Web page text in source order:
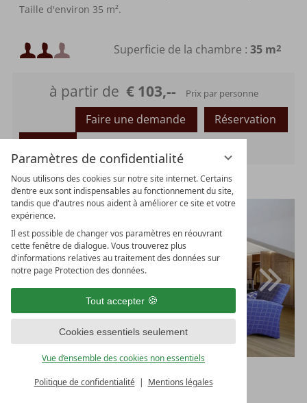
Paramètres de confidentialité
Nous utilisons des cookies sur notre site internet. Certains
d’entre eux sont indispensables au fonctionnement du site,
tandis que d'autres nous aident à améliorer ce site et votre
expérience.
Il est possible de changer vos paramètres en réouvrant
cette fenêtre de dialogue. Vous trouverez plus
d’informations relatives au traitement des données sur
notre page Protection des données.
Tout accepter
Cookies essentiels seulement
Vue d’ensemble des cookies non essentiels
Politique de confidentialité Mentions légales
Taille d'environ 35 m².
Occupation minimale :
Occupation maximale :
ou
Superficie de la chambre : 35 m2
à partir de € 103,-- Prix par personne
Réservation
Faire une demande
Kirchberg" Wiesengrund